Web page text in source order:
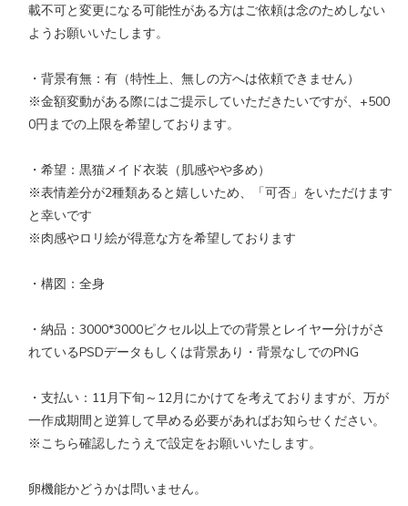
載不可と変更になる可能性がある方はご依頼は念のためしない
ようお願いいたします。
・背景有無：有（特性上、無しの方へは依頼できません）
※金額変動がある際にはご提示していただきたいですが、+500
0円までの上限を希望しております。
・希望：黒猫メイド衣装（肌感やや多め）
※表情差分が2種類あると嬉しいため、「可否」をいただけます
と幸いです
※肉感やロリ絵が得意な方を希望しております
・構図：全身
・納品：3000*3000ピクセル以上での背景とレイヤー分けがさ
れているPSDデータもしくは背景あり・背景なしでのPNG
・支払い：11月下旬～12月にかけてを考えておりますが、万が
一作成期間と逆算して早める必要があればお知らせください。
※こちら確認したうえで設定をお願いいたします。
卵機能かどうかは問いません。